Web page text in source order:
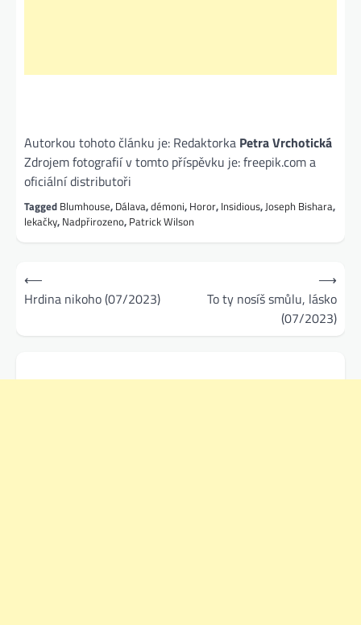
Autorkou tohoto článku je: Redaktorka Petra Vrchotická
Zdrojem fotografií v tomto příspěvku je: freepik.com a
oficiální distributoři
Tagged Blumhouse, Dálava,démoni, Horor, Insidious,Joseph Bishara,
lekačky, Nadpřirozeno, Patrick Wilson
Navigace
pro
⟵
Hrdina nikoho (07/2023)
To ty nosíš smůlu, lásko
(07/2023)
⟶